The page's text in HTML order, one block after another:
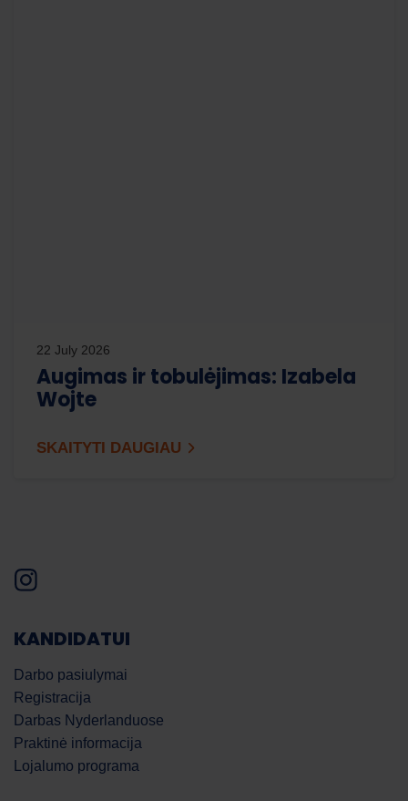
22 July 2026
Augimas ir tobulėjimas: Izabela
Wojte
SKAITYTI DAUGIAU
KANDIDATUI
Darbo pasiulymai
Registracija
Darbas Nyderlanduose
Praktinė informacija
Lojalumo programa